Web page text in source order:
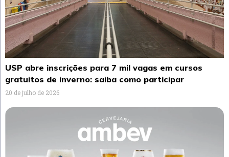
USP abre inscrições para 7 mil vagas em cursos
gratuitos de inverno: saiba como participar
20 de julho de 2026